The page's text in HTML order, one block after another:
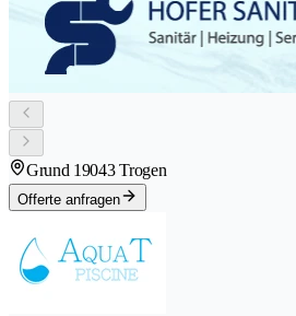
Grund 19043 Trogen
Offerte anfragen